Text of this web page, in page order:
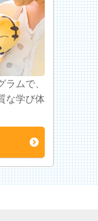
ラムで、
な学び体